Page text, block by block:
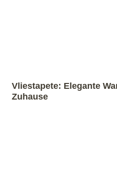
Vliestapete: Elegante
Zuhause